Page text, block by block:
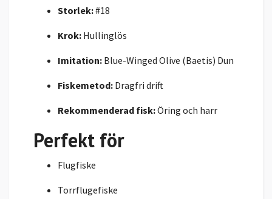
Storlek:#18
Krok: Hullinglös
Imitation: Blue-Winged Olive (Baetis) Dun
Fiskemetod: Dragfri drift
Rekommenderad fisk:Öring och harr
Perfekt för
Flugfiske
Torrflugefiske